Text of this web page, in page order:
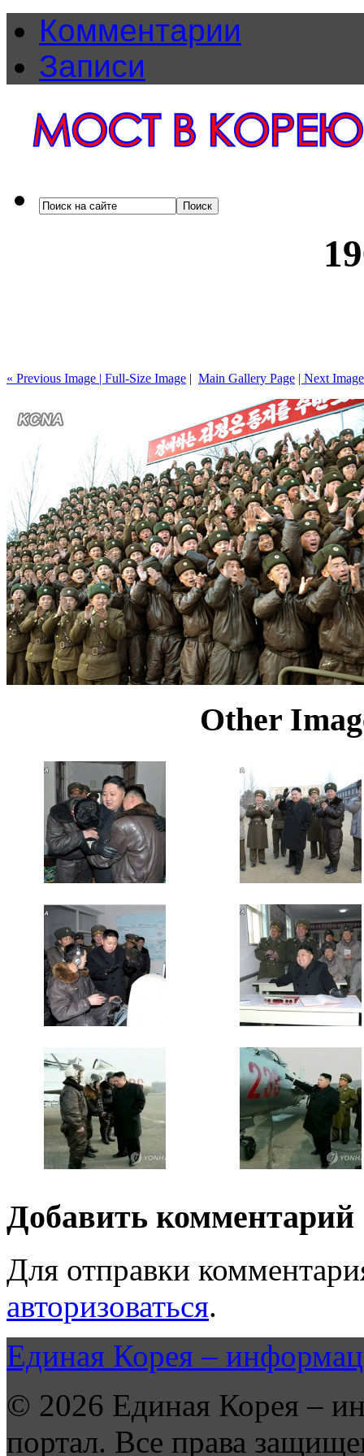
Комментарии
Записи
« Previous Image | Full-Size Image | Main Gallery Page | Next
Other
Добавить комментарий
Для отправки
авторизоваться.
Единая Корея –
© 2026 Единая Корея –
портал. Все права